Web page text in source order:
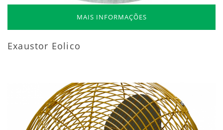
MAIS INFORMAÇÕES
Exaustor Eolico